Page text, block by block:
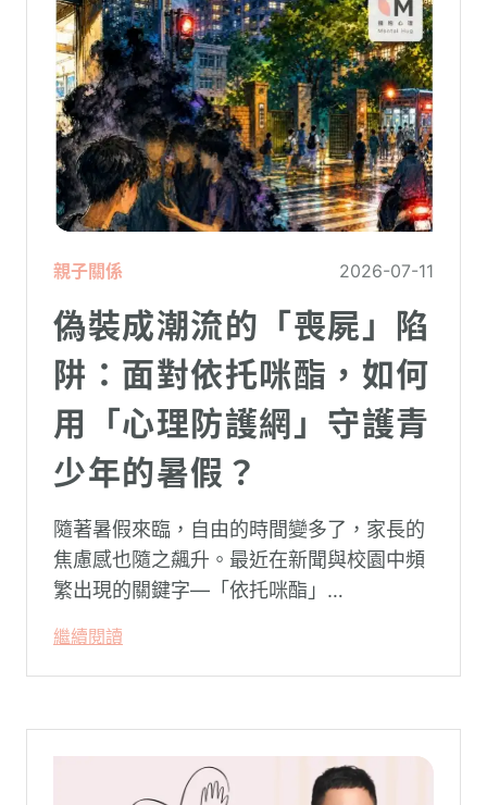
親子關係 2026-07-11
偽裝成潮流的「喪屍」陷
阱：面對依托咪酯，如何
用「心理防護網」守護青
少年的暑假？
隨著暑假來臨，自由的時間變多了，家長的
焦慮感也隨之飆升。最近在新聞與校園中頻
繁出現的關鍵字—「依托咪酯」
父母心中最深沉的恐懼。
繼續閱讀